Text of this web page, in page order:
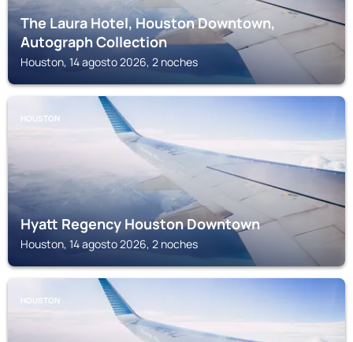
The Laura Hotel, Houston Downtown,
Autograph Collection
Houston, 14 agosto 2026, 2 noches
HOUSTON
Hyatt Regency Houston Downtown
Houston, 14 agosto 2026, 2 noches
HOUSTON